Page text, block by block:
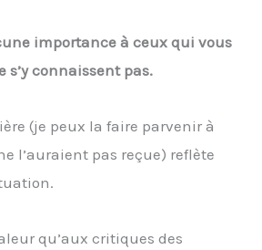
importance à ceux qui vous
connaissent pas.
(je peux la faire parvenir à
l’auraient pas reçue) reflète
qu’aux critiques des